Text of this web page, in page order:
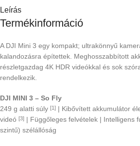
Leírás
Termékinformáció
A DJI Mini 3 egy kompakt; ultrakönnyű
kalandozásra építettek. Meghosszabbított
részletgazdag 4K HDR videókkal és sok
rendelkezik.
DJI MINI 3 – So Fly
249 g alatti súly [1] | Kibővített akkumulátor
videó [3] | Függőleges felvételek | Intelligens
szintű) szélállóság